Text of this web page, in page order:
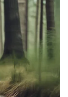
स्टूडेंट
उन्होंने हायर
कॉलेज में भी
धीरज सेठ
सेना में